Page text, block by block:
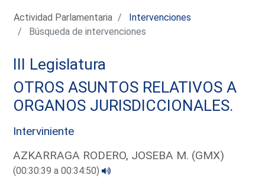
Actividad Parlamentaria
Intervenciones
Búsqueda de intervenciones
III Legislatura
OTROS ASUNTOS RELATIVOS A
ORGANOS JURISDICCIONALES.
Interviniente
AZKARRAGA RODERO, JOSEBA M. (GMX)
(00:30:39 a 00:34:50)